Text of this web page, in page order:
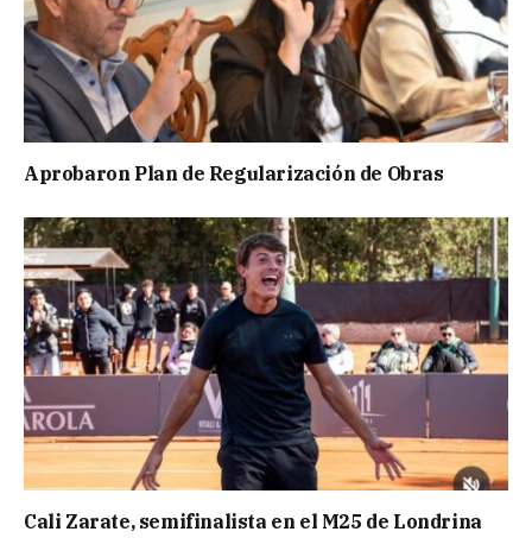
Aprobaron Plan de Regularización de Obras
Cali Zarate, semifinalista en el M25 de Londrina